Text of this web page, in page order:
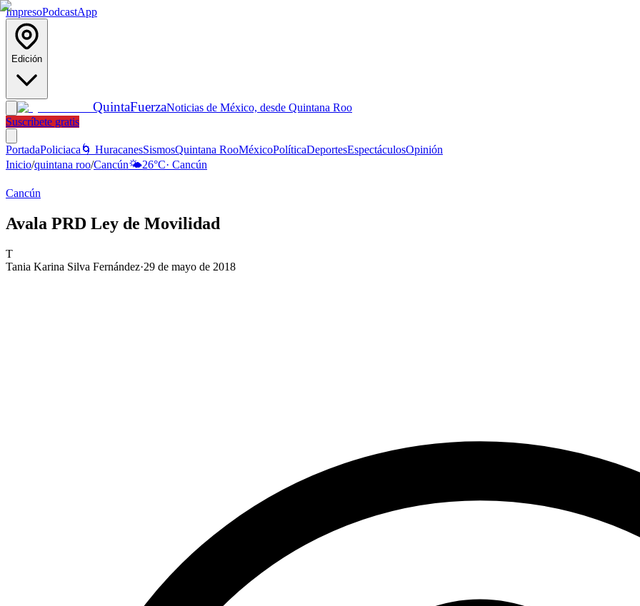
ImpresoPodcastApp
Edición
QuintaFuerzaNoticias de México, desde Quintana Roo
Suscríbete gratis
PortadaPoliciaca 🌀 HuracanesSismosQuintana RooMéxicoPolíticaDeportesEspectáculosOpinión
Inicio/quintana roo/Cancún🌤️26°C· Cancún
Cancún
Avala PRD Ley de Movilidad
T
Tania Karina Silva Fernández·29 de mayo de 2018